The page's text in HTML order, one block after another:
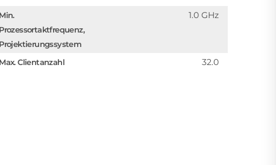
Min.
Prozessortaktfrequenz,
Projektierungssystem
1.0 GHz
Max. Clientanzahl 32.0